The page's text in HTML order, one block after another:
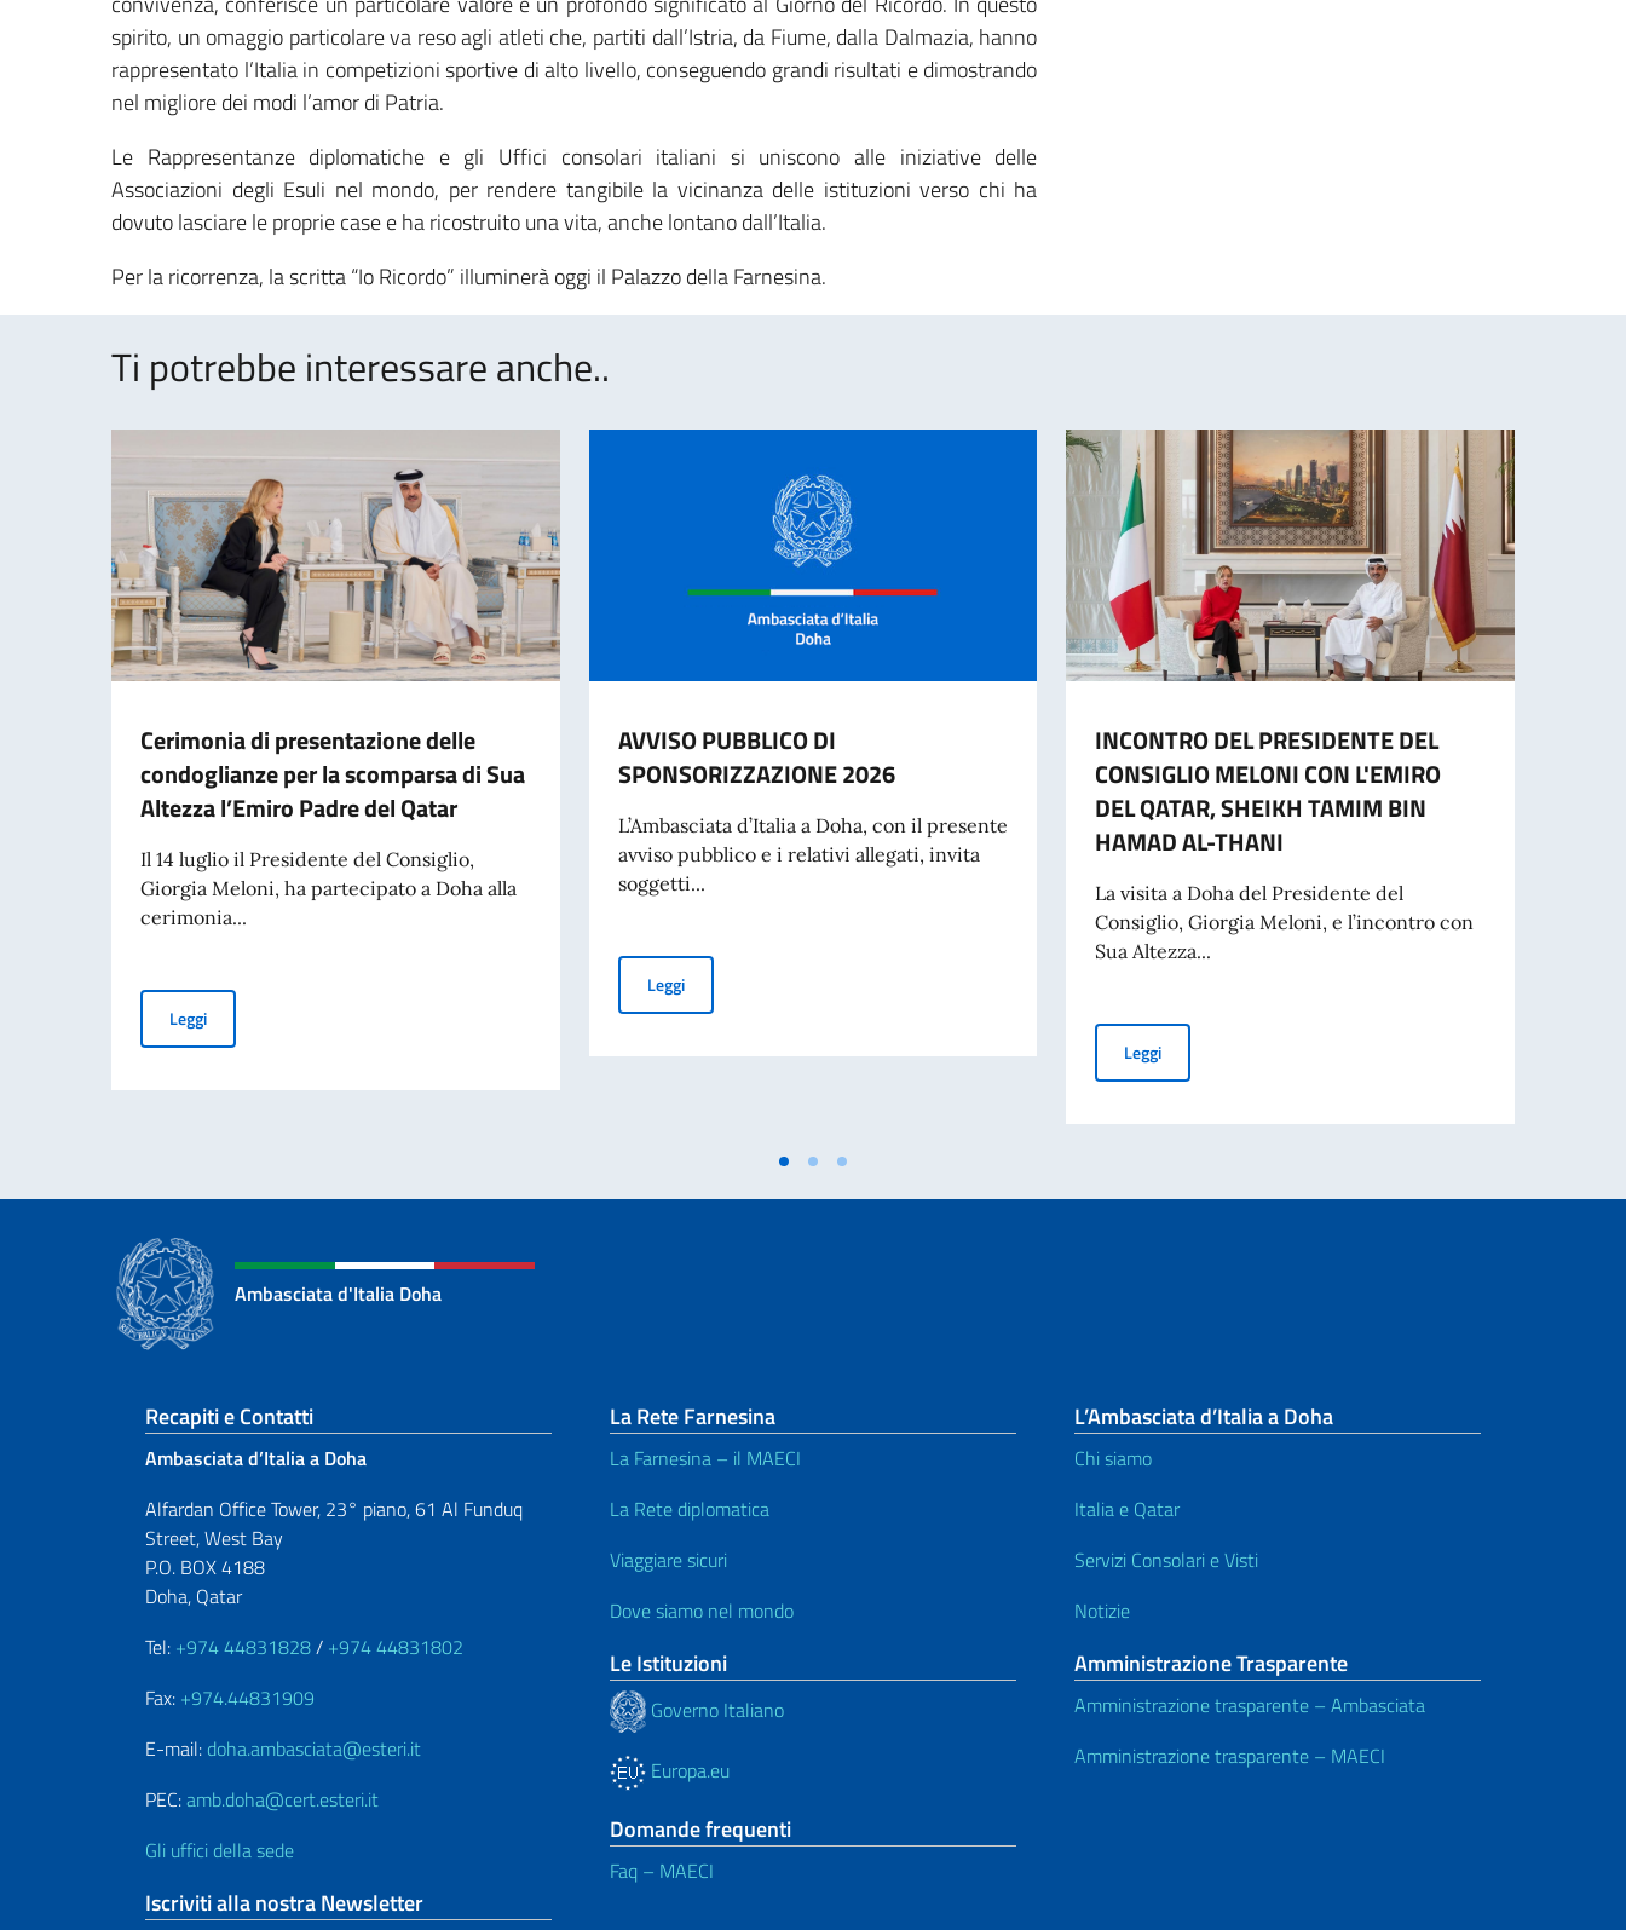
spirito, un omaggio particolare va reso agli atleti che, partiti dall’Istria, da Fiume, dalla Dalmazia, hanno
rappresentato l’Italia in competizioni sportive di alto livello, conseguendo grandi risultati e dimostrando
nel migliore dei modi l’amor di Patria.
Le Rappresentanze diplomatiche e gli Uffici consolari italiani si uniscono alle iniziative delle
Associazioni degli Esuli nel mondo, per rendere tangibile la vicinanza delle istituzioni verso chi ha
dovuto lasciare le proprie case e ha ricostruito una vita, anche lontano dall’Italia.
Per la ricorrenza, la scritta “Io Ricordo” illuminerà oggi il Palazzo della Farnesina.
Ti potrebbe interessare anche..
Cerimonia di presentazione delle
condoglianze per la scomparsa di Sua
Altezza l’Emiro Padre del Qatar
Il 14 luglio il Presidente del Consiglio,
Giorgia Meloni, ha partecipato a Doha alla
cerimonia...
LeggiCerimonia di presentazione delle condoglianze per la scomparsa di Sua Altezza l’Emiro Padre del Qatar
AVVISO PUBBLICO DI
SPONSORIZZAZIONE 2026
L’Ambasciata d’Italia a Doha, con il presente
avviso pubblico e i relativi allegati, invita
soggetti...
LeggiAVVISO PUBBLICO DI SPONSORIZZAZIONE 2026
INCONTRO DEL PRESIDENTE DEL
CONSIGLIO MELONI CON L'EMIRO
DEL QATAR, SHEIKH TAMIM BIN
HAMAD AL-THANI
La visita a Doha del Presidente del
Consiglio, Giorgia Meloni, e l’incontro con
Sua Altezza...
LeggiINCONTRO DEL PRESIDENTE DEL CONSIGLIO MELONI CON
Ambasciata d'Italia Doha
Sezione footer
Recapiti e Contatti
Ambasciata d’Italia a Doha
Alfardan Office Tower, 23° piano, 61 Al Funduq
Street, West Bay
P.O. BOX 4188
Doha, Qatar
Tel: +974 44831828/ +974 44831802
Fax: +974.44831909
E-mail: doha.ambasciata@esteri.it
PEC:amb.doha@cert.esteri.it
Gli uffici della sede
Iscriviti alla nostra Newsletter
La Rete Farnesina
La Farnesina – il MAECI
La Rete diplomatica
Viaggiare sicuri
Dove siamo nel mondo
Le Istituzioni
Governo Italiano
Europa.eu
Domande frequenti
Faq – MAECI
L’Ambasciata d’Italia a Doha
Chi siamo
Italia e Qatar
Servizi Consolari e Visti
Notizie
Amministrazione Trasparente
Amministrazione trasparente – Ambasciata
Amministrazione trasparente – MAECI